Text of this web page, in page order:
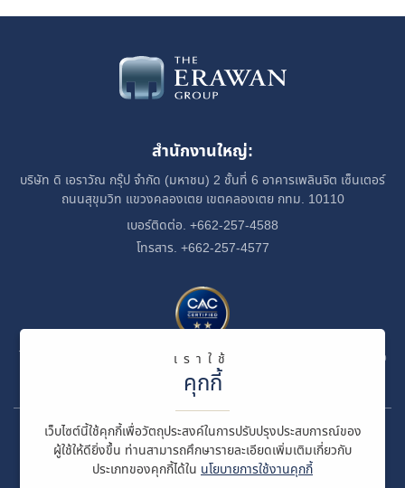
เราใช้
คุกกี้
เว็บไซต์นี้ใช้คุกกี้เพื่อวัตถุประสงค์ในการปรับปรุงประสบการณ์ของ
ผู้ใช้ให้ดียิ่งขึ้น ท่านสามารถศึกษารายละเอียดเพิ่มเติมเกี่ยวกับ
ประเภทของคุกกี้ได้ใน นโยบายการใช้งานคุกกี้
สำนักงานใหญ่:
บริษัท ดิ เอราวัณ กรุ๊ป จำกัด (มหาชน) 2 ชั้นที่ 6 อาคารเพลินจิต เซ็นเตอร์
ถนนสุขุมวิท แขวงคลองเตยเขตคลองเตย กทม. 10110
เบอร์ติดต่อ. +662-257-4588
โทรสาร. +662-257-4577
ได้รับการรับรองเป็นสมาชิกของแนวร่วมปฏิบัติของภาคเอกชนไทยในการต่อ
ต้านทุจริต
© สงวนลิขสิทธิ์ พ.ศ. 2569 บริษัท ดิ เอราวัณ กรุ๊ป จำกัด (มหาชน)
ข้อกำหนดและเงื่อนไข